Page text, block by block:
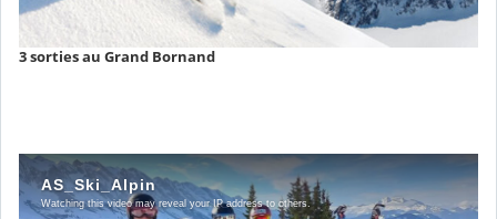
3 sorties au Grand Bornand